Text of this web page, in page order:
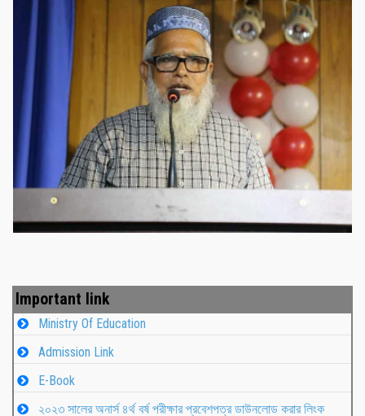
নবীনবরণ - ২০২৫
Important link
Ministry Of Education
Admission Link
E-Book
২০২৩ সালের অনার্স ৪র্থ বর্ষ পরীক্ষার প্রবেশপত্র ডাউনলোড করার লিংক